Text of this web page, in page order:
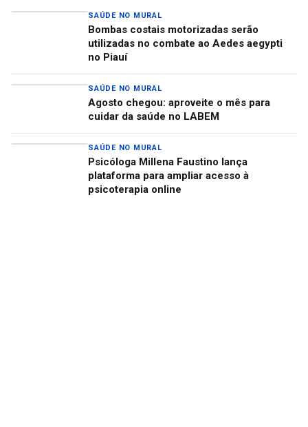
SAÚDE NO MURAL
Bombas costais motorizadas serão
utilizadas no combate ao Aedes aegypti
no Piauí
SAÚDE NO MURAL
Agosto chegou: aproveite o mês para
cuidar da saúde no LABEM
SAÚDE NO MURAL
Psicóloga Millena Faustino lança
plataforma para ampliar acesso à
psicoterapia online